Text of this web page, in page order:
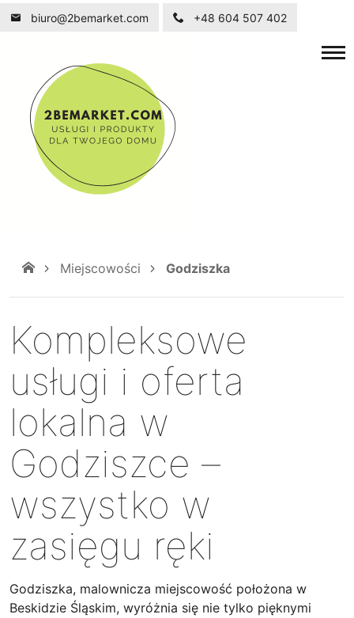
biuro@2bemarket.com +48 604 507 402
Miejscowości Godziszka
Kompleksowe
usługi i oferta
lokalna w
Godziszce –
wszystko w
zasięgu ręki
Godziszka, malownicza miejscowość położona w
Beskidzie Śląskim, wyróżnia się nie tylko pięknymi